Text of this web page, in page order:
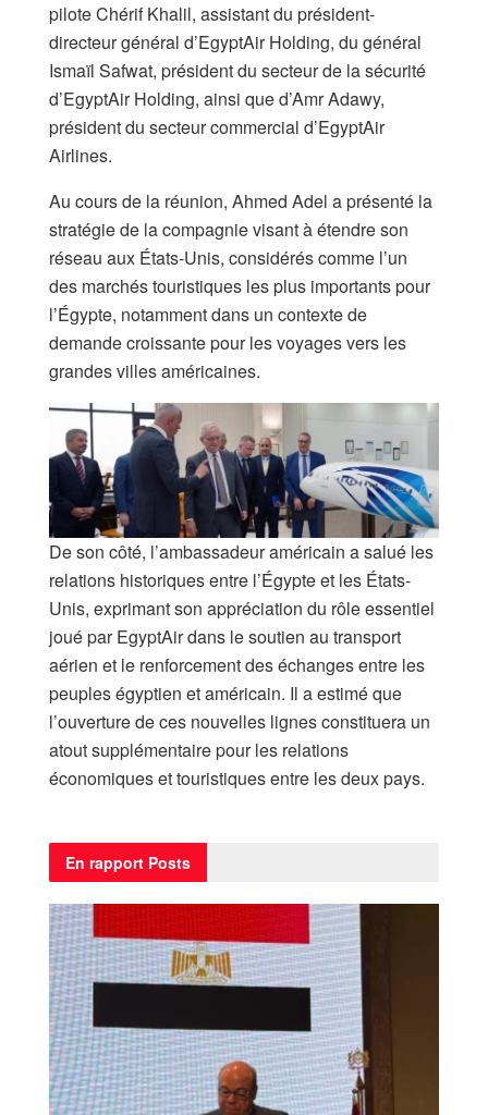
pilote Chérif Khalil, assistant du président-
directeur général d’EgyptAir Holding, du général
Ismaïl Safwat, président du secteur de la sécurité
d’EgyptAir Holding, ainsi que d’Amr Adawy,
président du secteur commercial d’EgyptAir
Airlines.
Au cours de la réunion, Ahmed Adel a présenté la
stratégie de la compagnie visant à étendre son
réseau aux États-Unis, considérés comme l’un
des marchés touristiques les plus importants pour
l’Égypte, notamment dans un contexte de
demande croissante pour les voyages vers les
grandes villes américaines.
De son côté, l’ambassadeur américain a salué les
relations historiques entre l’Égypte et les États-
Unis, exprimant son appréciation du rôle essentiel
joué par EgyptAir dans le soutien au transport
aérien et le renforcement des échanges entre les
peuples égyptien et américain. Il a estimé que
l’ouverture de ces nouvelles lignes constituera un
atout supplémentaire pour les relations
économiques et touristiques entre les deux pays.
En rapport Posts